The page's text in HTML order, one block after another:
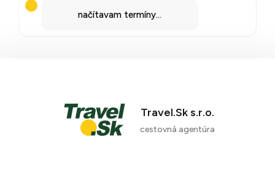
načítavam termíny...
Travel.Sk s.r.o.
cestovná agentúra